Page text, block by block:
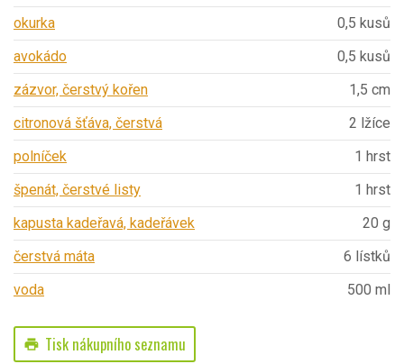
okurka
0,5 kusů
avokádo
0,5 kusů
zázvor, čerstvý kořen
1,5 cm
citronová šťáva, čerstvá
2 lžíce
polníček
1 hrst
špenát, čerstvé listy
1 hrst
kapusta kadeřavá, kadeřávek
20 g
čerstvá máta
6 lístků
voda
500 ml
print Tisk nákupního seznamu